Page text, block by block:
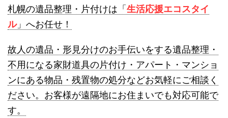
名寄市不用品回収 士別市不用品回収
札幌の遺品整理・片付けは「 生活応援エコスタイ
ル」へお任せ！
故人の遺品・形見分けのお手伝いをする遺品整理・
不用になる家財道具の片付け・アパート・マンショ
ンにある物品・残置物の処分などお気軽にご相談く
ださい。お客様が遠隔地にお住まいでも対応可能で
す。